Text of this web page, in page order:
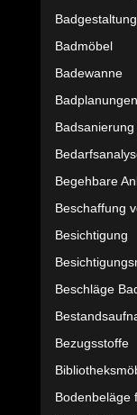
Badgestaltung
Badmöbel
Badewanne
Badplanungen
Badsanierung
Begehbare
Beschaffung
Besichtigung
Beschläge
Bezugsstoffe
Bodenbeläge